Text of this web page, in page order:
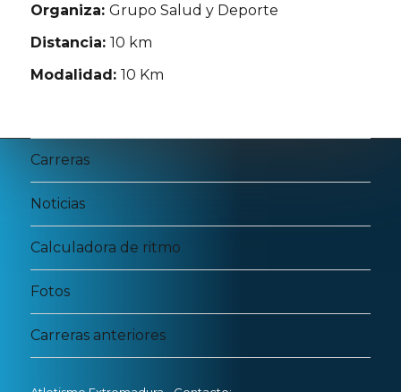
Organiza:Grupo Salud y Deporte
Distancia:10 km
Modalidad:10 Km
Carreras
Noticias
Calculadora de ritmo
Fotos
Carreras anteriores